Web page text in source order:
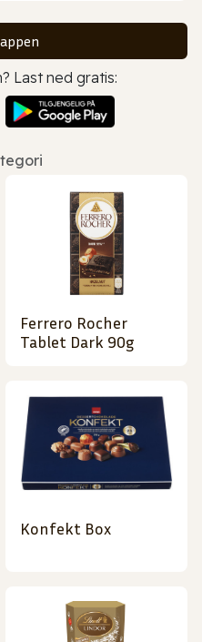
Last ned gratis:
Ferrero Rocher
Tablet Dark 90g
Konfekt Box